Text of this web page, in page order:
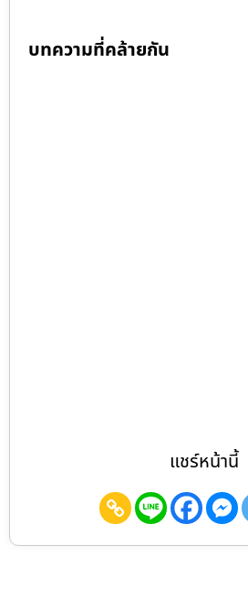
บทความที่คล้ายกัน
แชร์หน้านี้